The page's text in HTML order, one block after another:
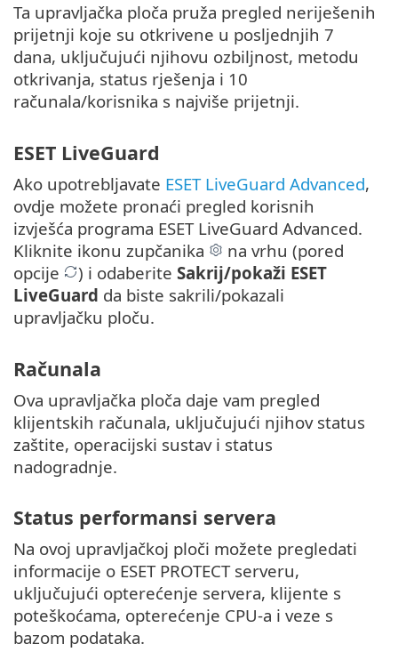
Ta upravljačka ploča pruža pregled neriješenih
prijetnji koje su otkrivene u posljednjih 7
dana, uključujući njihovu ozbiljnost, metodu
otkrivanja, status rješenja i 10
računala/korisnika s najviše prijetnji.
ESET LiveGuard
Ako upotrebljavate ESET LiveGuard Advanced,
ovdje možete pronaći pregled korisnih
izvješća programa ESET LiveGuard Advanced.
Kliknite ikonu zupčanika
na vrhu (pored
opcije
) i odaberite Sakrij/pokaži ESET
LiveGuard da biste sakrili/pokazali
upravljačku ploču.
Računala
Ova upravljačka ploča daje vam pregled
klijentskih računala, uključujući njihov status
zaštite, operacijski sustav i status
nadogradnje.
Status performansi servera
Na ovoj upravljačkoj ploči možete pregledati
informacije o ESET PROTECT serveru,
uključujući opterećenje servera, klijente s
poteškoćama, opterećenje CPU-a i veze s
bazom podataka.